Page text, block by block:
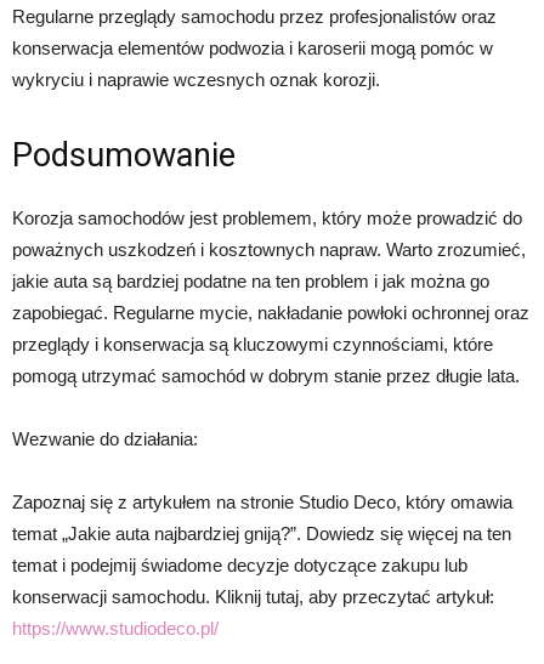
Regularne przeglądy samochodu przez profesjonalistów oraz
konserwacja elementów podwozia i karoserii mogą pomóc w
wykryciu i naprawie wczesnych oznak korozji.
Podsumowanie
Korozja samochodów jest problemem, który może prowadzić do
poważnych uszkodzeń i kosztownych napraw. Warto zrozumieć,
jakie auta są bardziej podatne na ten problem i jak można go
zapobiegać. Regularne mycie, nakładanie powłoki ochronnej oraz
przeglądy i konserwacja są kluczowymi czynnościami, które
pomogą utrzymać samochód w dobrym stanie przez długie lata.
Wezwanie do działania:
Zapoznaj się z artykułem na stronie Studio Deco, który omawia
temat „Jakie auta najbardziej gniją?”. Dowiedz się więcej na ten
temat i podejmij świadome decyzje dotyczące zakupu lub
konserwacji samochodu. Kliknij tutaj, aby przeczytać artykuł:
https://www.studiodeco.pl/